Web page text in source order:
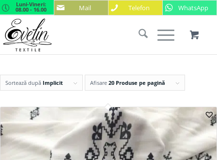
Mail Telefon WhatsApp
Luni-Vineri:
08.00 - 16.00
Sortează după Implicit Afisare 20 Produse pe pagină